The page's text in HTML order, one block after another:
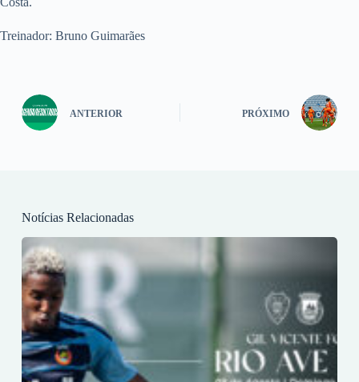
Treinador: Bruno Guimarães
ANTERIOR PRÓXIMO
Notícias Relacionadas